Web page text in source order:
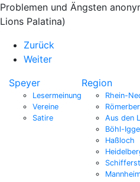
Problemen und Ängsten
Lions Palatina)
Zurück
Weiter
Speyer
Lesermeinung
Vereine
Satire
Region
Rhein-
Aus den
Böhl-
Haßloch